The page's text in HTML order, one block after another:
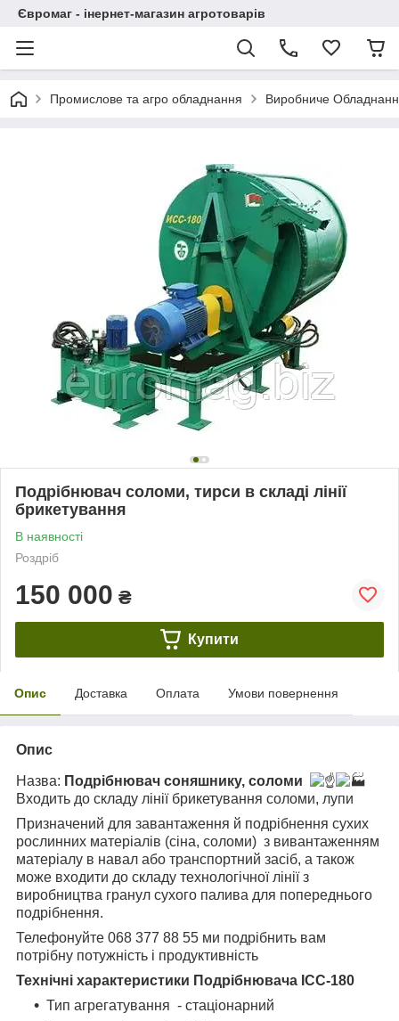
Євромаг - інернет-магазин агротоварів
Промислове та агро обладнання Виробниче
Подрібнювач соломи, тирси в складі лінії
брикетування
В наявності
Роздріб
150 000 ₴
Купити
Опис Доставка Оплата Умови повернення
Опис
Назва: Подрібнювач соняшнику, соломи
Входить до складу лінії брикетування соломи, лупи
Призначений для завантаження й подрібнення сухих
рослинних матеріалів (сіна, соломи) з вивантаженням
матеріалу в навал або транспортний засіб, а також
може входити до складу технологічної лінії з
виробництва гранул сухого палива для попереднього
подрібнення.
Телефонуйте 068 377 88 55 ми подрібнить вам
потрібну потужність і продуктивність
Технічні характеристики Подрібнювача ІСС-180
Тип агрегатування - стаціонарний